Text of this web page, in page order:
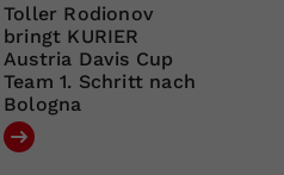
Toller Rodionov
bringt KURIER
Austria Davis Cup
Team 1. Schritt nach
Bologna